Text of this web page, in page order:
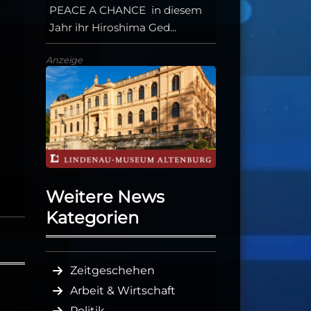
PEACE A CHANCE in diesem
Jahr ihr Hiroshima Ged...
Anzeige
Weitere News
Kategorien
Zeitgeschehen
Arbeit & Wirtschaft